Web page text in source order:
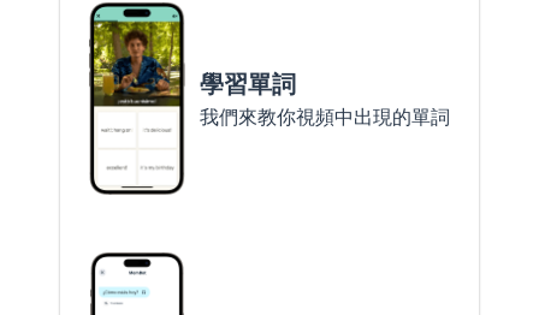
學習單詞
我們來教你視頻中出現的單詞